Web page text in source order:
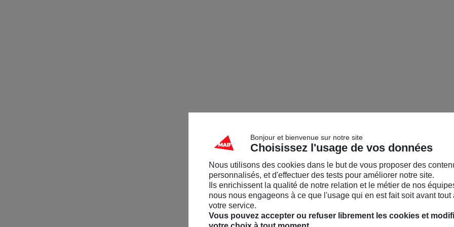
Bonjour et bienvenue sur notre site
Choisissez l'usage de vos données
Nous utilisons des cookies dans le but de vous proposer des
personnalisés, et d'effectuer des tests pour améliorer notre site.
Ils enrichissent la qualité de notre relation et le métier de nos
nous nous engageons à ce que l'usage qui en est fait soit avant tout
votre service.
Vous pouvez accepter ou refuser librement les cookies et